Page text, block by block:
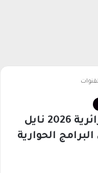
تردد قناة الشعبية الجزائرية 2026 نايل
الحوارية